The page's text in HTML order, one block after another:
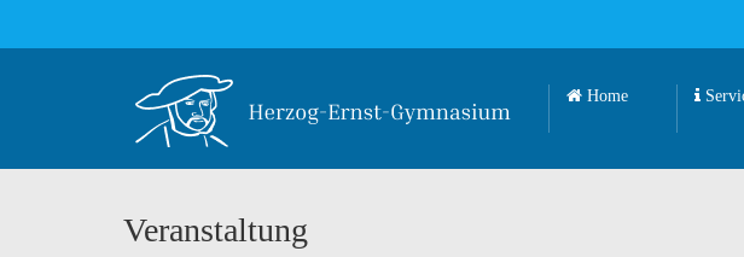
Home
Veranstaltung